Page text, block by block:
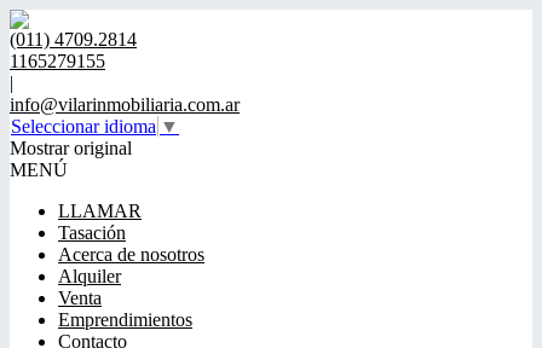
(011) 4709.2814
1165279155
|
info@vilarinmobiliaria.com.ar
Seleccionar idioma ▼
Mostrar original
MENÚ
LLAMAR
Tasación
Acerca de nosotros
Alquiler
Venta
Emprendimientos
Contacto